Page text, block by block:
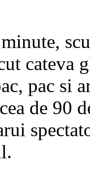
cateva
pac si
de 90